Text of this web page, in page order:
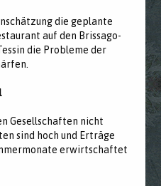
die geplante
auf den Brissago-
die Probleme der
Gesellschaften nicht
sind hoch und Erträge
erwirtschaftet